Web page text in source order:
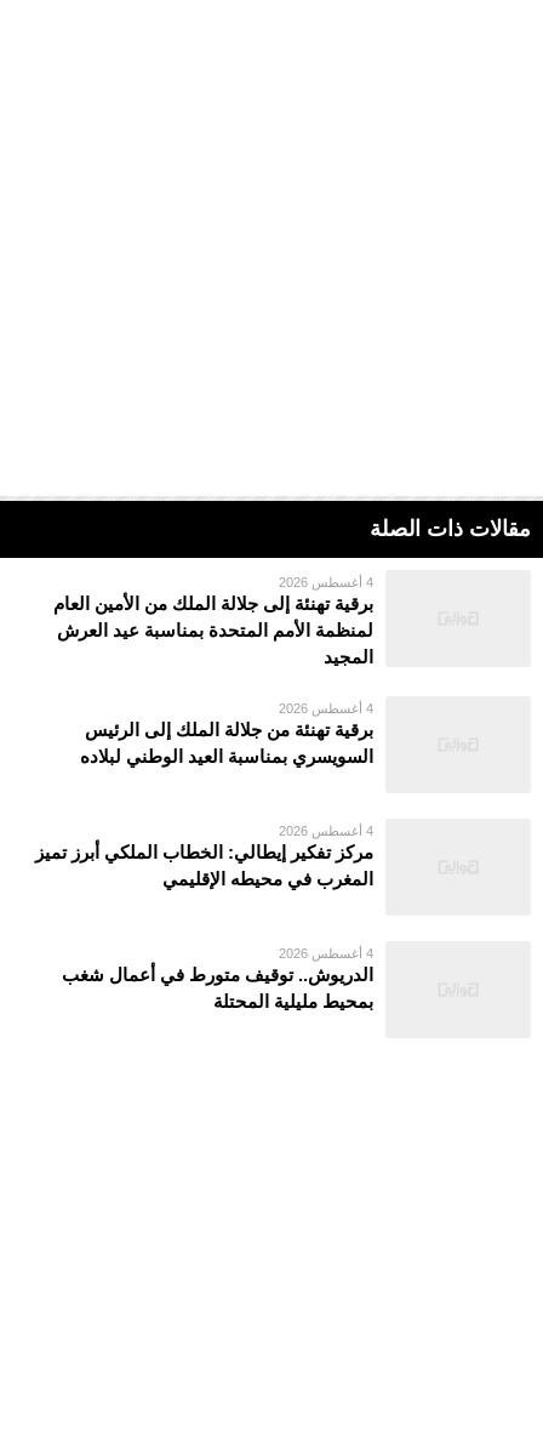
مقالات ذات الصلة
4 أغسطس 2026
برقية تهنئة إلى جلالة الملك من الأمين العام
لمنظمة الأمم المتحدة بمناسبة عيد العرش
المجيد
4 أغسطس 2026
برقية تهنئة من جلالة الملك إلى الرئيس
السويسري بمناسبة العيد الوطني لبلاده
4 أغسطس 2026
مركز تفكير إيطالي: الخطاب الملكي أبرز تميز
المغرب في محيطه الإقليمي
4 أغسطس 2026
الدريوش.. توقيف متورط في أعمال شغب
بمحيط مليلية المحتلة